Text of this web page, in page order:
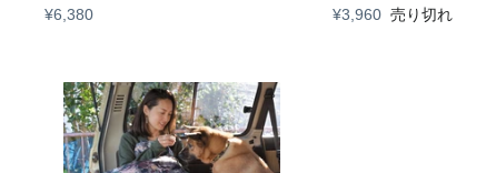
¥6,380
¥3,960 売り切れ